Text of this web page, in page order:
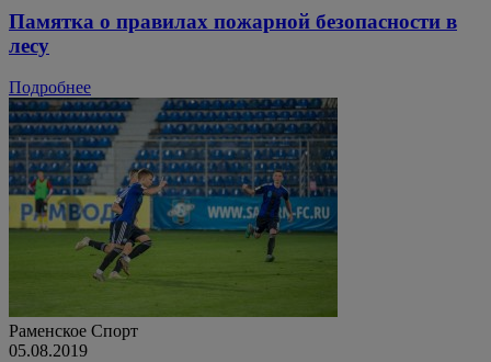
Памятка о правилах пожарной безопасности в
лесу
Подробнее
Раменское Спорт
05.08.2019